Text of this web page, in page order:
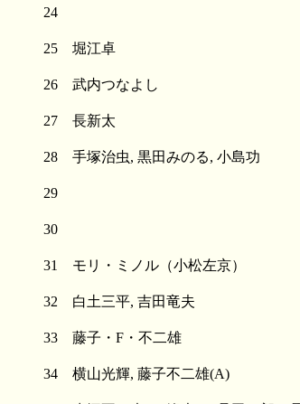
24
25 堀江卓
26 武内つなよし
27 長新太
28 手塚治虫, 黒田みのる, 小島功
29
30
31 モリ・ミノル（小松左京）
32 白土三平, 吉田竜夫
33 藤子・F・不二雄
34 横山光輝, 藤子不二雄(A)